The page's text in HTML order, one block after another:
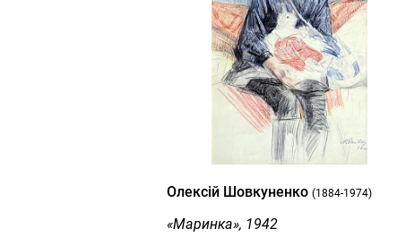
Олексій Шовкуненко(1884-1974)
«Маринка», 1942